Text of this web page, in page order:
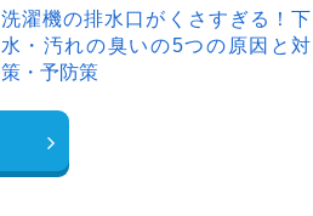
洗濯機の排水口がくさすぎる！下
水・汚れの臭いの5つの原因と対
策・予防策